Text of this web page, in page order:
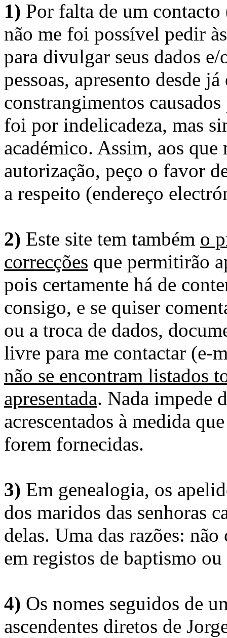
1) Por falta de um
não me foi possível pedir
para divulgar seus dados
pessoas, apresento desde
constrangimentos
foi por indelicadeza, mas
académico. Assim, aos
autorização, peço o favor
a respeito (endereço
2) Este site tem também o
correcções que permitirão
pois certamente há de
consigo, e se quiser
ou a troca de dados,
livre para me contactar (e-
não se encontram listados
apresentada. Nada impede
acrescentados à medida
forem fornecidas.
3) Em genealogia, os
dos maridos das senhoras
delas. Uma das razões:
em registos de baptismo
4) Os nomes seguidos de
ascendentes diretos de